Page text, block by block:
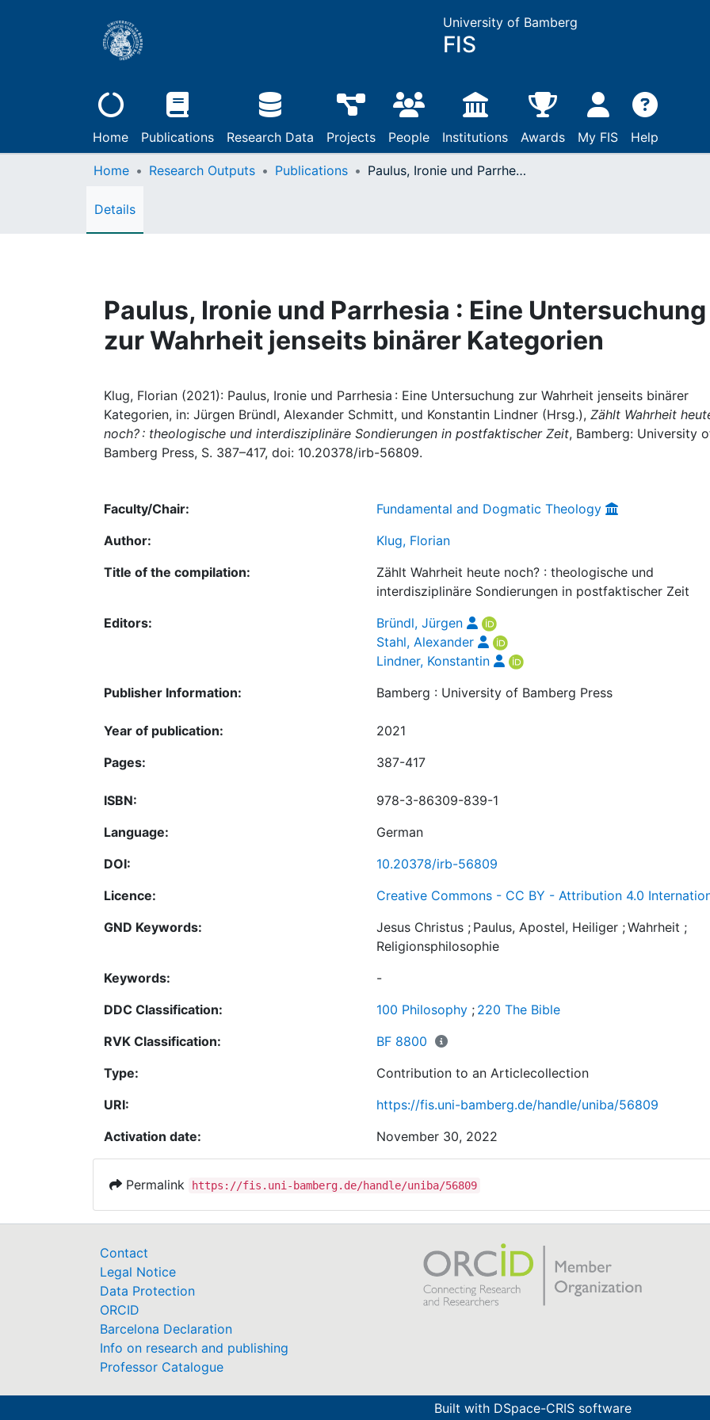
University of Bamberg
FIS
Home Publications Research Data Projects People Institutions Awards My FIS Help
Home Research Outputs Publications Paulus, Ironie und Parrhesia : Eine Untersuchung zur Wahrheit jenseits binärer Kategorien
Details
Paulus, Ironie und Parrhesia : Eine Untersuchung
zur Wahrheit jenseits binärer Kategorien
Klug, Florian (2021): Paulus, Ironie und Parrhesia : Eine Untersuchung zur Wahrheit jenseits binärer
Kategorien, in: Jürgen Bründl, Alexander Schmitt, und Konstantin Lindner (Hrsg.), Zählt Wahrheit
noch? : theologische und interdisziplinäre Sondierungen in postfaktischer Zeit, Bamberg: University
Bamberg Press, S. 387–417, doi: 10.20378/irb-56809.
Faculty/Chair:
Fundamental and Dogmatic Theology
Author:
Klug, Florian
Title of the compilation:
Zählt Wahrheit heute noch? : theologische und
interdisziplinäre Sondierungen in postfaktischer Zeit
Editors:
Bründl, Jürgen
Stahl, Alexander
Lindner, Konstantin
Publisher Information:
Bamberg : University of Bamberg Press
Year of publication:
2021
Pages:
387-417
ISBN:
978-3-86309-839-1
Language:
German
DOI:
10.20378/irb-56809
Licence:
Creative Commons - CC BY - Attribution 4.0
GND Keywords:
Jesus Christus ; Paulus, Apostel, Heiliger ;Wahrheit ;
Religionsphilosophie
Keywords:
-
DDC Classification:
100 Philosophy ; 220 The Bible
RVK Classification:
BF 8800
Type:
Contribution to an Articlecollection
URI:
https://fis.uni-bamberg.de/handle/uniba/56809
Activation date:
November 30, 2022
Permalink https://fis.uni-bamberg.de/handle/uniba/56809
Contact
Legal Notice
Data Protection
ORCID
Barcelona Declaration
Info on research and publishing
Professor Catalogue
Built with DSpace-CRIS software